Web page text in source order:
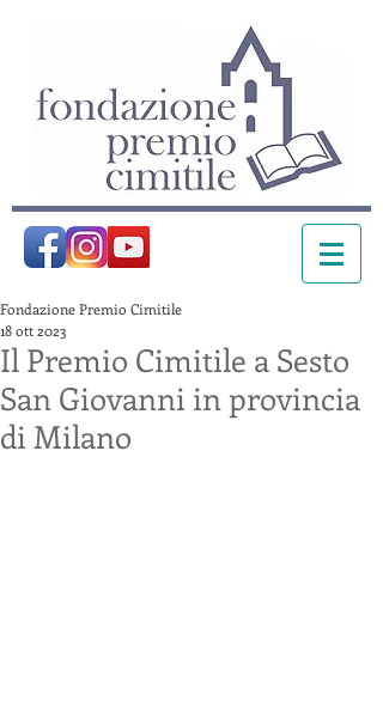
Il Premio Cimitile a Sesto
San Giovanni in provincia
di Milano
Fondazione Premio Cimitile
18 ott 2023